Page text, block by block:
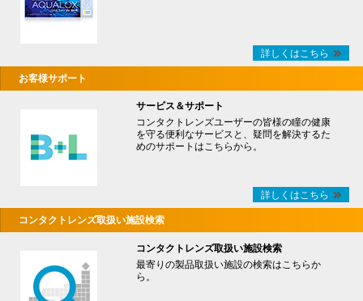
詳しくはこちら
お客様サポート
サービス＆サポート
コンタクトレンズユーザーの皆様の瞳の健康
を守る便利なサービスと、疑問を解決するた
めのサポートはこちらから。
詳しくはこちら
コンタクトレンズ取扱い施設検索
コンタクトレンズ取扱い施設検索
最寄りの製品取扱い施設の検索はこちらか
ら。